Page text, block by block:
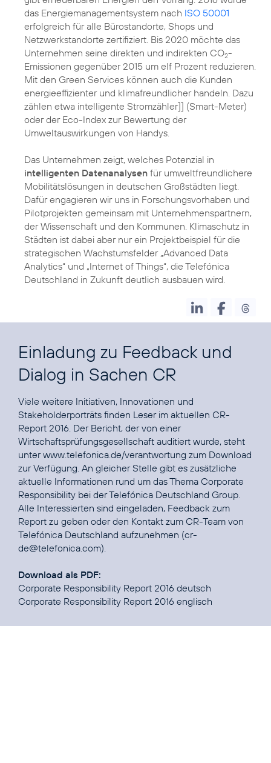
das Energiemanagementsystem nach ISO 50001
erfolgreich für alle Bürostandorte, Shops und
Netzwerkstandorte zertifiziert. Bis 2020 möchte das
Unternehmen seine direkten und indirekten CO2-
Emissionen gegenüber 2015 um elf Prozent reduzieren.
Mit den Green Services können auch die Kunden
energieeffizienter und klimafreundlicher handeln. Dazu
zählen etwa intelligente Stromzähler]] (Smart-Meter)
oder der Eco-Index zur Bewertung der
Umweltauswirkungen von Handys.
Das Unternehmen zeigt, welches Potenzial in
intelligenten Datenanalysen für umweltfreundlichere
Mobilitätslösungen in deutschen Großstädten liegt.
Dafür engagieren wir uns in Forschungsvorhaben und
Pilotprojekten gemeinsam mit Unternehmenspartnern,
der Wissenschaft und den Kommunen. Klimaschutz in
Städten ist dabei aber nur ein Projektbeispiel für die
strategischen Wachstumsfelder „Advanced Data
Analytics“ und „Internet of Things“, die Telefónica
Deutschland in Zukunft deutlich ausbauen wird.
Einladung zu Feedback und
Dialog in Sachen CR
Viele weitere Initiativen, Innovationen und
Stakeholderporträts finden Leser im aktuellen CR-
Report 2016. Der Bericht, der von einer
Wirtschaftsprüfungsgesellschaft auditiert wurde, steht
unterwww.telefonica.de/verantwortung zum Download
zur Verfügung. An gleicher Stelle gibt es zusätzliche
aktuelle Informationen rund um das Thema Corporate
Responsibility bei der Telefónica Deutschland Group.
Alle Interessierten sind eingeladen, Feedback zum
Report zu geben oder den Kontakt zum CR-Team von
Telefónica Deutschland aufzunehmen (cr-
de@telefonica.com).
Download als PDF:
Corporate Responsibility Report 2016 deutsch
Corporate Responsibility Report 2016 englisch